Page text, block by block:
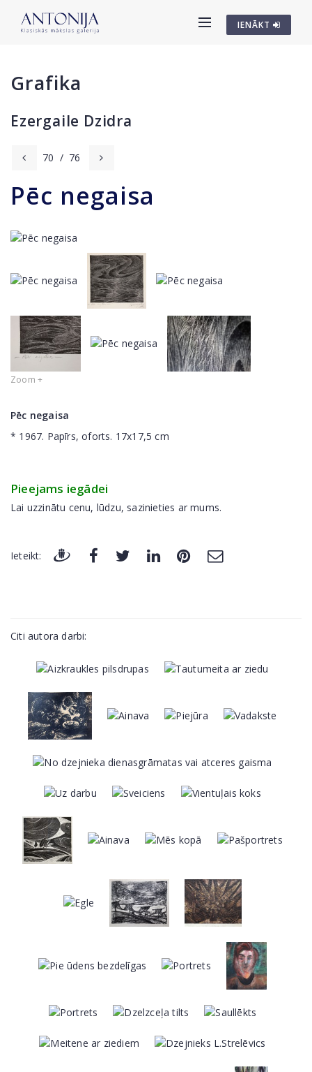
IENĀKT
Grafika
Ezergaile Dzidra
70 / 76
Pēc negaisa
Zoom +
Pēc negaisa
* 1967. Papīrs, oforts. 17x17,5 cm
Pieejams iegādei
Lai uzzinātu cenu, lūdzu, sazinieties ar mums.
Ieteikt:
Citi autora darbi: